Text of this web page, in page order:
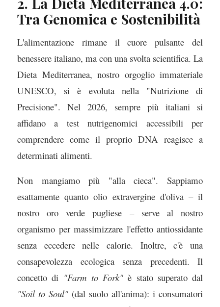
Tra Genomica e Sostenibilità
L'alimentazione rimane il cuore pulsante del
benessere italiano, ma con una svolta scientifica. La
Dieta Mediterranea, nostro orgoglio immateriale
UNESCO, si è evoluta nella "Nutrizione di
Precisione". Nel 2026, sempre più italiani si
affidano a test nutrigenomici accessibili per
comprendere come il proprio DNA reagisce a
determinati alimenti.
Non mangiamo più "alla cieca". Sappiamo
esattamente quanto olio extravergine d'oliva – il
nostro oro verde pugliese – serve al nostro
organismo per massimizzare l'effetto antiossidante
senza eccedere nelle calorie. Inoltre, c'è una
consapevolezza ecologica senza precedenti. Il
concetto di "Farm to Fork" è stato superato dal
"Soil to Soul" (dal suolo all'anima): i consumatori